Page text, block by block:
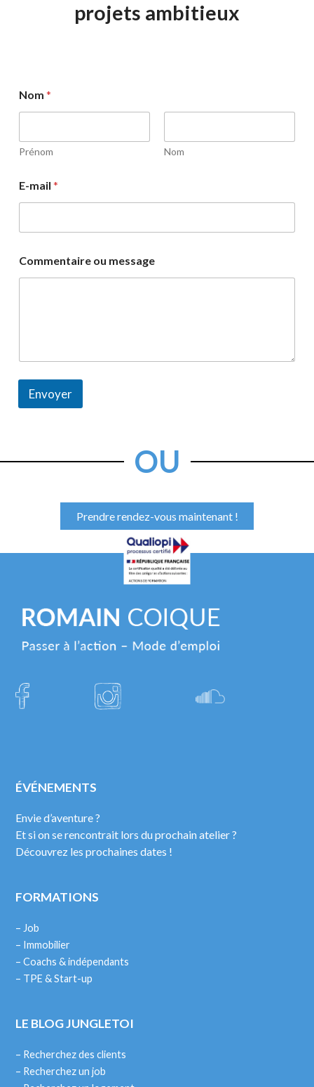
projets ambitieux
Nom*
Prénom Nom
E-mail*
Commentaire ou message
Envoyer
OU
Prendre rendez-vous maintenant !
ÉVÉNEMENTS
Envie d’aventure ?
Et si on se rencontrait lors du prochain atelier ?
Découvrez les prochaines dates !
FORMATIONS
– Job
– Immobilier
– Coachs & indépendants
– TPE & Start-up
LE BLOG JUNGLETOI
– Recherchez des clients
– Recherchez un job